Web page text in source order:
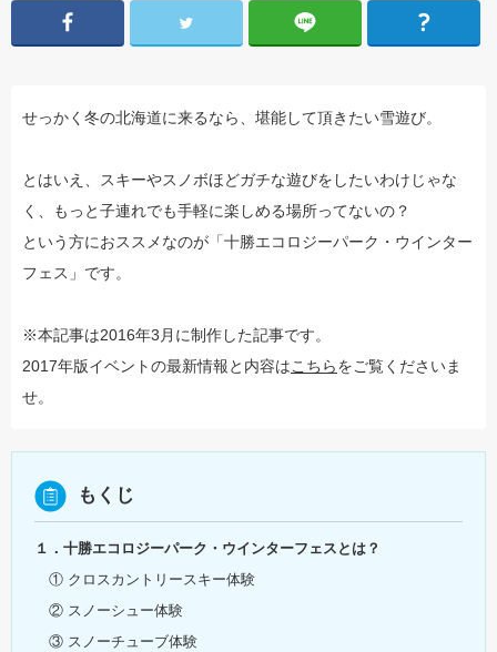
せっかく冬の北海道に来るなら、堪能して頂きたい雪遊び。
とはいえ、スキーやスノボほどガチな遊びをしたいわけじゃな
く、もっと子連れでも手軽に楽しめる場所ってないの？
という方におススメなのが「十勝エコロジーパーク・ウインター
フェス」です。
※本記事は2016年3月に制作した記事です。
2017年版イベントの最新情報と内容はこちらをご覧くださいま
せ。
もくじ
１．十勝エコロジーパーク・ウインターフェスとは？
① クロスカントリースキー体験
② スノーシュー体験
③ スノーチューブ体験